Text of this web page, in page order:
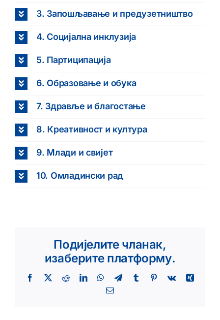
3. Запошљавање и предузетништво
4. Социјална инклузија
5. Партиципација
6. Образовање и обука
7. Здравље и благостање
8. Креативност и култура
9. Млади и свијет
10. Омладински рад
Подијелите чланак,
изаберите платформу.
Facebook
X RedditLinkedInWhatsApp
TelegramTumblr Pinterest
Vk
Xing
Email